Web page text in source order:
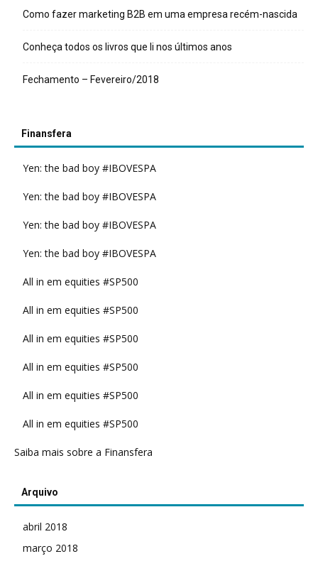
Como fazer marketing B2B em uma empresa recém-nascida
Conheça todos os livros que li nos últimos anos
Fechamento – Fevereiro/2018
Finansfera
Yen: the bad boy #IBOVESPA
Yen: the bad boy #IBOVESPA
Yen: the bad boy #IBOVESPA
Yen: the bad boy #IBOVESPA
All in em equities #SP500
All in em equities #SP500
All in em equities #SP500
All in em equities #SP500
All in em equities #SP500
All in em equities #SP500
Saiba mais sobre a Finansfera
Arquivo
abril 2018
março 2018